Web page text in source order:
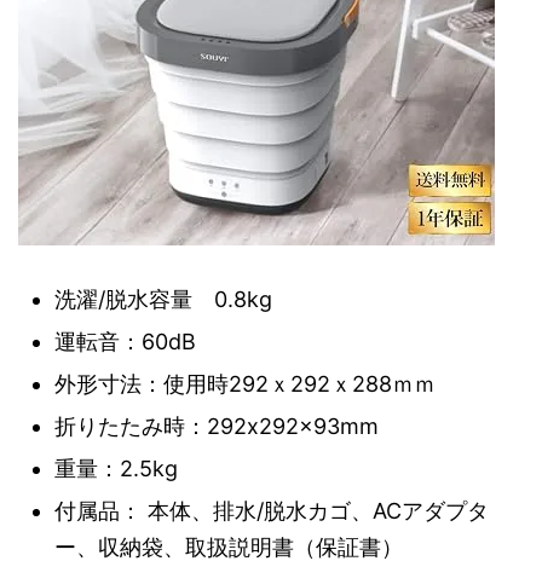
洗濯/脱水容量 0.8kg
運転音：60dB
外形寸法：使用時292ｘ292ｘ288ｍｍ
折りたたみ時：292x292x93mm
重量：2.5kg
付属品： 本体、排水/脱水カゴ、ACアダプタ
ー、収納袋、取扱説明書（保証書）